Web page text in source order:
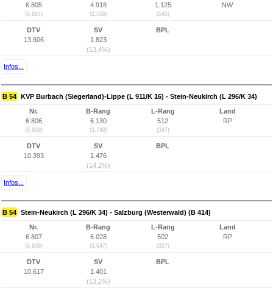
6.805
(6.807)
4.918
(2.558)
1.125
(545)
NW
DTV
13.606
SV
1.823
(13,4%)
BPL
Infos...
B 54 KVP Burbach (Siegerland)-Lippe (L 911/K 16) - Stein-Neukirch (L 296/K 34)
Nr.
6.806
(6.808)
B-Rang
6.130
(3.749)
L-Rang
512
(347)
Land
RP
DTV
10.393
SV
1.476
(14,2%)
BPL
Infos...
B 54 Stein-Neukirch (L 296/K 34) - Salzburg (Westerwald) (B 414)
Nr.
6.807
(6.809)
B-Rang
6.028
(3.647)
L-Rang
502
(337)
Land
RP
DTV
10.617
SV
1.401
(13,2%)
BPL